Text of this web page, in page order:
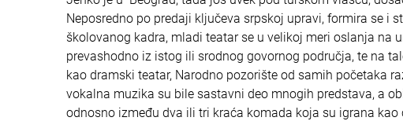
Neposredno po predaji ključeva srpskoj upravi, formira se i
školovanog kadra, mladi teatar se u velikoj meri oslanja na
prevashodno iz istog ili srodnog govornog područja, te na
kao dramski teatar, Narodno pozorište od samih početaka
vokalna muzika su bile sastavni deo mnogih predstava, a
odnosno između dva ili tri kraća komada koja su igrana